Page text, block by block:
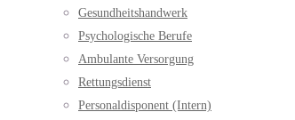
Gesundheitshandwerk
Psychologische Berufe
Ambulante Versorgung
Rettungsdienst
Personaldisponent (Intern)